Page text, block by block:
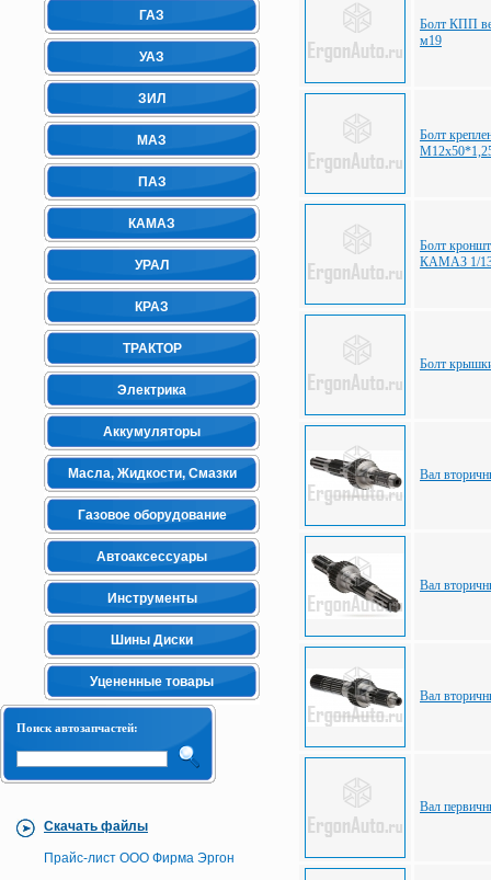
ГАЗ
УАЗ
ЗИЛ
МАЗ
ПАЗ
КАМАЗ
УРАЛ
КРАЗ
ТРАКТОР
Электрика
Аккумуляторы
Масла, Жидкости, Смазки
Газовое оборудование
Автоаксессуары
Инструменты
Шины Диски
Уцененные товары
Поиск автозапчастей:
Скачать файлы
Прайс-лист ООО Фирма Эргон
Болт КПП
м19
Болт
Болт
КАМАЗ 1/
Болт
Вал
Вал
Вал
Вал